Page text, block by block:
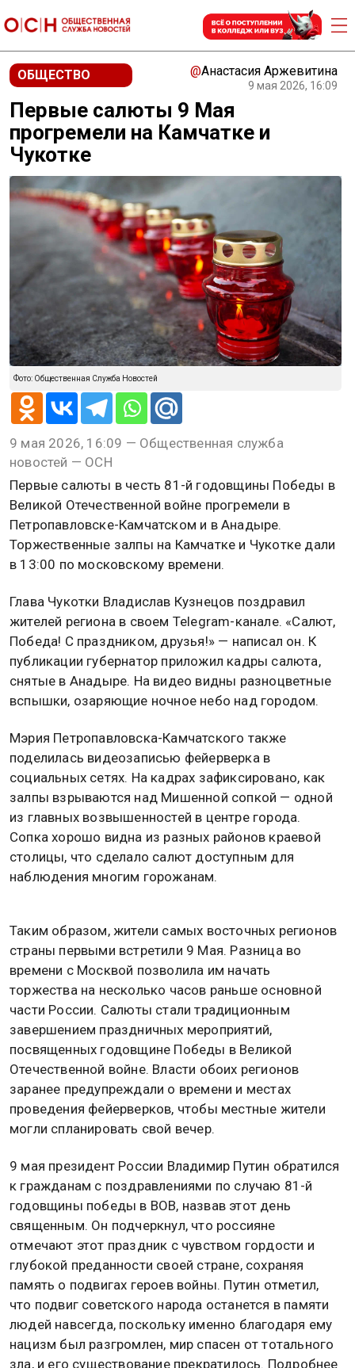
ОБЩЕСТВО @Анастасия Аржевитина
9 мая 2026, 16:09
Первые салюты 9 Мая
прогремели на Камчатке и
Чукотке
Фото: Общественная Служба Новостей
9 мая 2026, 16:09 — Общественная служба
новостей — ОСН
Первые салюты в честь 81-й годовщины Победы в
Великой Отечественной войне прогремели в
Петропавловске-Камчатском и в Анадыре.
Торжественные залпы на Камчатке и Чукотке дали
в 13:00 по московскому времени.
Глава Чукотки Владислав Кузнецов поздравил
жителей региона в своем Telegram-канале. «Салют,
Победа! С праздником, друзья!» — написал он. К
публикации губернатор приложил кадры салюта,
снятые в Анадыре. На видео видны разноцветные
вспышки, озаряющие ночное небо над городом.
Мэрия Петропавловска-Камчатского также
поделилась видеозаписью фейерверка в
социальных сетях. На кадрах зафиксировано, как
залпы взрываются над Мишенной сопкой — одной
из главных возвышенностей в центре города.
Сопка хорошо видна из разных районов краевой
столицы, что сделало салют доступным для
наблюдения многим горожанам.
Таким образом, жители самых восточных регионов
страны первыми встретили 9 Мая. Разница во
времени с Москвой позволила им начать
торжества на несколько часов раньше основной
части России. Салюты стали традиционным
завершением праздничных мероприятий,
посвященных годовщине Победы в Великой
Отечественной войне. Власти обоих регионов
заранее предупреждали о времени и местах
проведения фейерверков, чтобы местные жители
могли спланировать свой вечер.
9 мая президент России Владимир Путин обратился
к гражданам с поздравлениями по случаю 81-й
годовщины победы в ВОВ, назвав этот день
священным. Он подчеркнул, что россияне
отмечают этот праздник с чувством гордости и
глубокой преданности своей стране, сохраняя
память о подвигах героев войны. Путин отметил,
что подвиг советского народа останется в памяти
людей навсегда, поскольку именно благодаря ему
нацизм был разгромлен, мир спасен от тотального
зла, и его существование прекратилось. Подробнее